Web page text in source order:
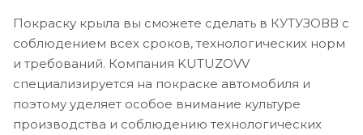
Покраску крыла вы сможете сделать в КУТУЗОВВ с
соблюдением всех сроков, технологических норм
и требований. Компания KUTUZOVV
специализируется на покраске автомобиля и
поэтому уделяет особое внимание культуре
производства и соблюдению технологических